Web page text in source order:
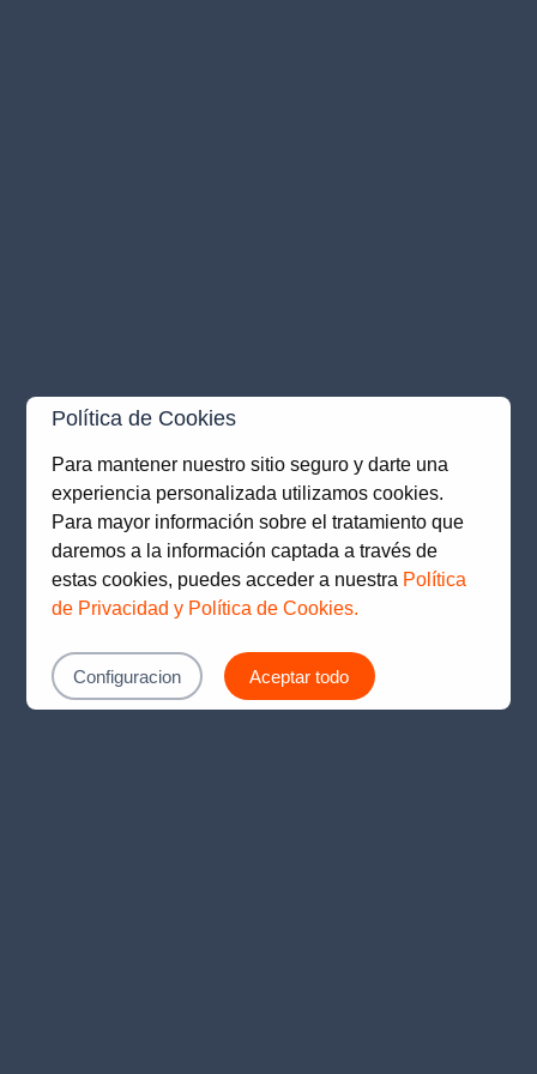
Política de Cookies
Para mantener nuestro sitio seguro y darte una
experiencia personalizada utilizamos cookies.
Para mayor información sobre el tratamiento que
daremos a la información captada a través de
estas cookies, puedes acceder a nuestra Política
de Privacidad y Política de Cookies.
Aceptar todo
Configuracion